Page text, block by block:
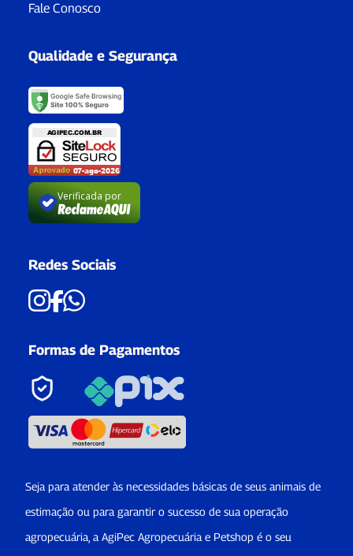
Fale Conosco
Qualidade e Segurança
Verificada por
Redes Sociais
Formas de Pagamentos
Seja para atender às necessidades básicas de seus animais de
estimação ou para garantir o sucesso de sua operação
agropecuária, a AgiPec Agropecuária e Petshop é o seu